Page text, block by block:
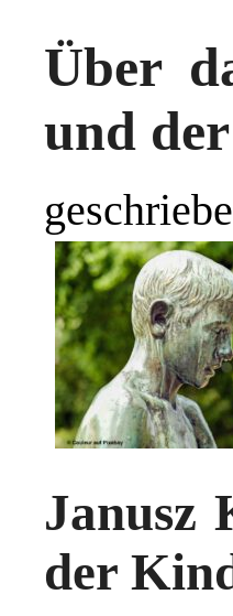
Über
und
Janusz
der